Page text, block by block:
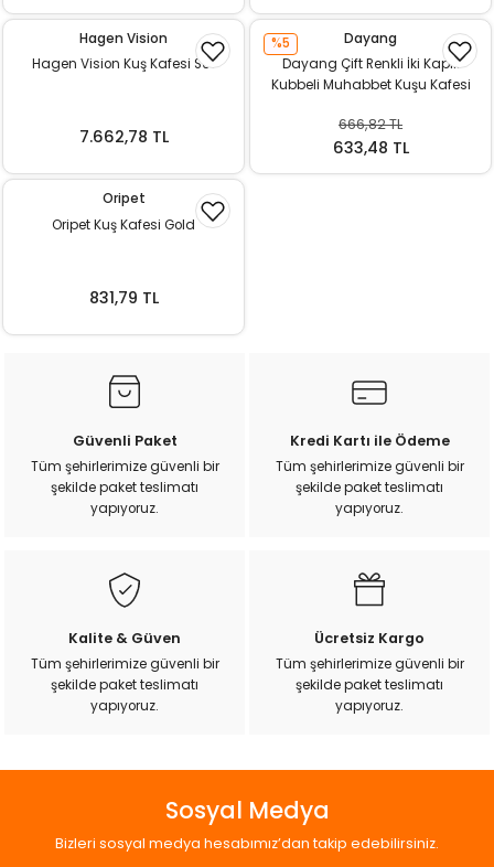
Hagen Vision
Hagen Vision Kuş Kafesi S01
7.662,78 TL
%5
Dayang
Dayang Çift Renkli İki Kapılı
Kubbeli Muhabbet Kuşu Kafesi
666,82 TL
633,48 TL
Oripet
Oripet Kuş Kafesi Gold
831,79 TL
Güvenli Paket
Tüm şehirlerimize güvenli bir
şekilde paket teslimatı
yapıyoruz.
Kredi Kartı ile Ödeme
Tüm şehirlerimize güvenli bir
şekilde paket teslimatı
yapıyoruz.
Kalite & Güven
Tüm şehirlerimize güvenli bir
şekilde paket teslimatı
yapıyoruz.
Ücretsiz Kargo
Tüm şehirlerimize güvenli bir
şekilde paket teslimatı
yapıyoruz.
Sosyal Medya
Bizleri sosyal medya hesabımız’dan takip edebilirsiniz.